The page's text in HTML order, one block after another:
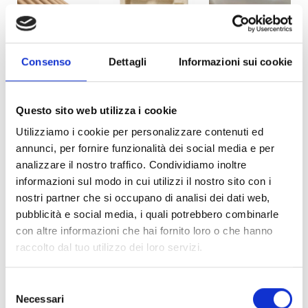
Consenso Dettagli Informazioni sui cookie
Questo sito web utilizza i cookie
Utilizziamo i cookie per personalizzare contenuti ed
annunci, per fornire funzionalità dei social media e per
analizzare il nostro traffico. Condividiamo inoltre
informazioni sul modo in cui utilizzi il nostro sito con i
nostri partner che si occupano di analisi dei dati web,
pubblicità e social media, i quali potrebbero combinarle
con altre informazioni che hai fornito loro o che hanno
raccolto dal tuo utilizzo dei loro servizi.
delNecessari
STRIPS
ECO-PAPER
INNER
PACKAGING